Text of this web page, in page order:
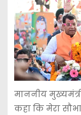
माननीय
कहा कि मेरा